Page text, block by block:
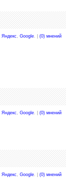
Яндекс , Google. | (0) мнений
Яндекс , Google. | (0) мнений
Яндекс , Google. | (0) мнений